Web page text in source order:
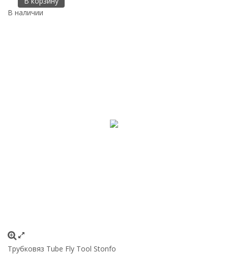
В наличии
Трубковяз Tube Fly Tool Stonfo